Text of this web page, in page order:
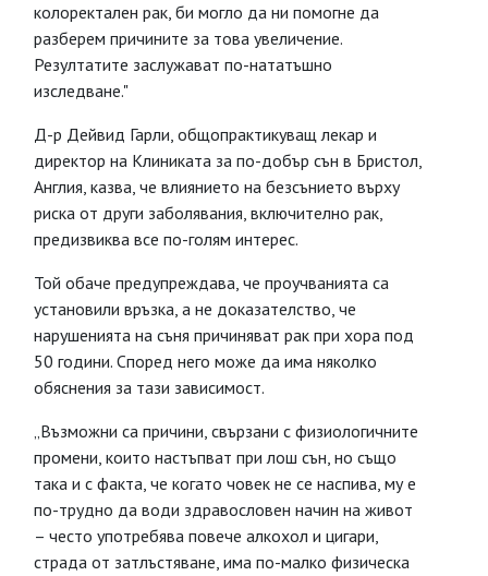
колоректален рак, би могло да ни помогне да
разберем причините за това увеличение.
Резултатите заслужават по-нататъшно
изследване."
Д-р Дейвид Гарли, общопрактикуващ лекар и
директор на Клиниката за по-добър сън в Бристол,
Англия, казва, че влиянието на безсънието върху
риска от други заболявания, включително рак,
предизвиква все по-голям интерес.
Той обаче предупреждава, че проучванията са
установили връзка, а не доказателство, че
нарушенията на съня причиняват рак при хора под
50 години. Според него може да има няколко
обяснения за тази зависимост.
„Възможни са причини, свързани с физиологичните
промени, които настъпват при лош сън, но също
така и с факта, че когато човек не се наспива, му е
по-трудно да води здравословен начин на живот
– често употребява повече алкохол и цигари,
страда от затлъстяване, има по-малко физическа